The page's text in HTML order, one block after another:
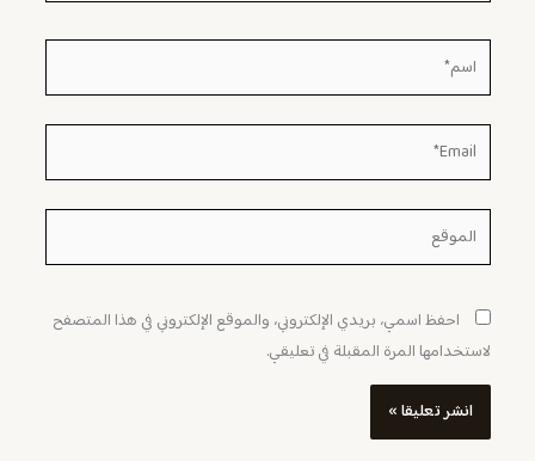
اسم*
Email*
الموقع
احفظ اسمي، بريدي الإلكتروني، والموقع الإلكتروني في هذا المتصفح
لاستخدامها المرة المقبلة في تعليقي.